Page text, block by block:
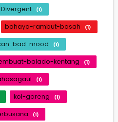
Divergent (1)
bahaya-rambut-basah (1)
bad-mood (1)
balado-kentang (1)
(1)
kol-goreng (1)
(1)